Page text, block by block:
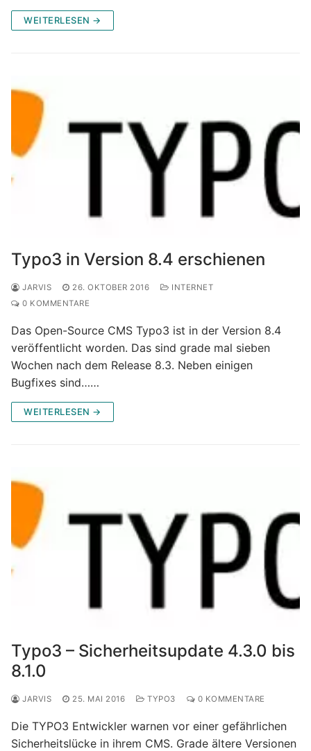
WEITERLESEN →
Typo3 in Version 8.4 erschienen
JARVIS 26. OKTOBER 2016
INTERNET
0 KOMMENTARE
Das Open-Source CMS Typo3 ist in der Version 8.4
veröffentlicht worden. Das sind grade mal sieben
Wochen nach dem Release 8.3. Neben einigen
Bugfixes sind……
WEITERLESEN →
Typo3 – Sicherheitsupdate 4.3.0 bis
8.1.0
JARVIS 25. MAI 2016 TYPO3 0 KOMMENTARE
Die TYPO3 Entwickler warnen vor einer gefährlichen
Sicherheitslücke in ihrem CMS. Grade ältere Versionen